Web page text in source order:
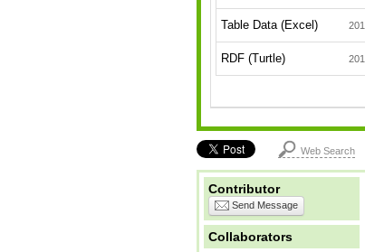
Table Data (Excel)
RDF (Turtle)
Web Search
Contributor
Send Message
Collaborators